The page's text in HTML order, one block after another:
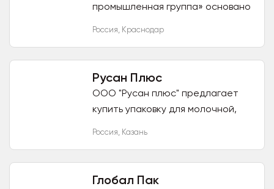
промышленная группа» основано
производим упаковку для
Россия, Краснодар
Русан Плюс
ООО "Русан плюс" предлагает
купить упаковку для молочной,
приобрести...
Россия, Казань
Глобал Пак